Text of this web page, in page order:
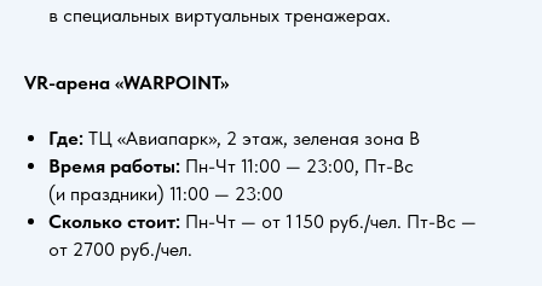
в специальных виртуальных тренажерах.
VR-арена «WARPOINT»
Где: ТЦ «Авиапарк», 2 этаж, зеленая зона B
Время работы: Пн-Чт 11:00 — 23:00, Пт-Вс
(и праздники) 11:00 — 23:00
Сколько стоит: Пн-Чт — от 1 150 руб./чел. Пт-Вс —
от 2700 руб./чел.